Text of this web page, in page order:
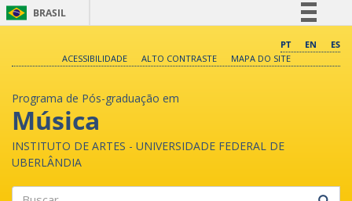
BRASIL
Comunica BR
PT EN
ES
ACESSIBILIDADE
ALTO CONTRASTE MAPA DO SITE
Programa de Pós-graduação em
Música
INSTITUTO DE ARTES - UNIVERSIDADE FEDERAL DE
UBERLÂNDIA